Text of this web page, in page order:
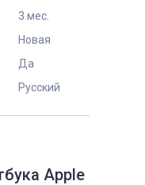
3 мес.
Новая
Да
Русский
Apple